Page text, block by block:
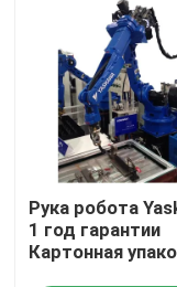
Свяжитесь мы
Новости
Случаи
Рука робота
1 год гарантии
Картонная